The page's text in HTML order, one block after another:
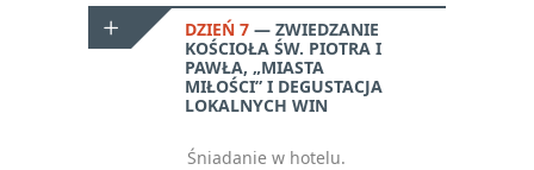
DZIEŃ 7
ZWIEDZANIE
KOŚCIOŁA ŚW. PIOTRA I
PAWŁA, „MIASTA
MIŁOŚCI” I DEGUSTACJA
LOKALNYCH WIN
Śniadanie w hotelu.